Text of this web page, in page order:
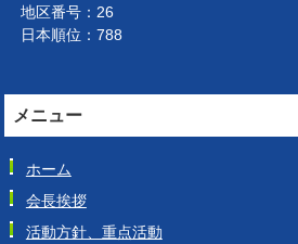
地区番号：26
日本順位：788
メニュー
ホーム
会長挨拶
活動方針、重点活動